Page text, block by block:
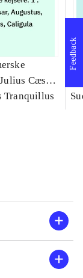
Cæsar,
Tranquillus
Feedback